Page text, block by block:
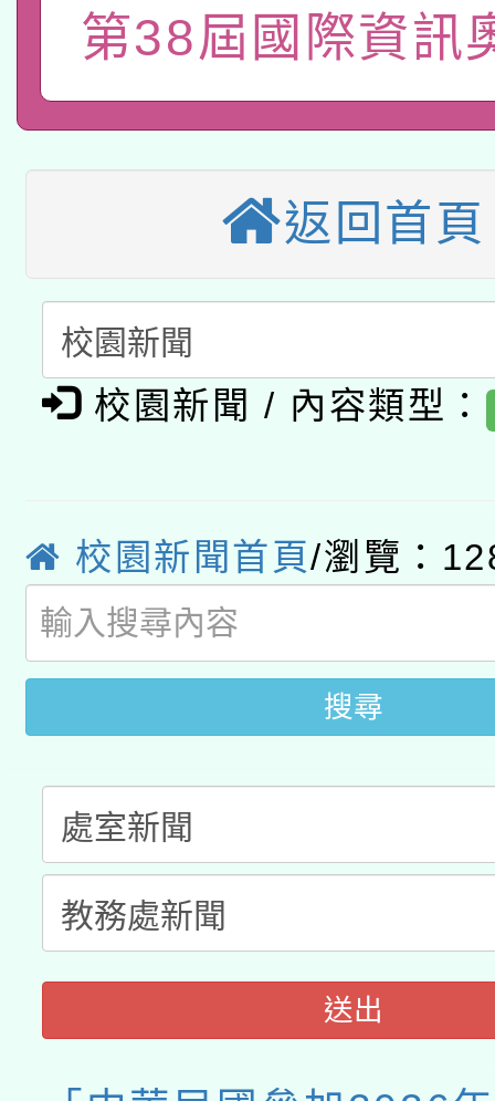
業技術研究院辦理「
用水績優單位及節水達
115年8月22日(星期六
本校115學年度第2次
招甄選結果公告(無人
適應運動共學行動站研
本館辦理115年度閱讀
暨閱讀推動專業研習
科技賦能─人工智慧
礎課程
A3數位素養講師名單
「數位內容與教學軟
薪期間赴陸應申請許可
業技術研究院辦理「
用水績優單位及節水達
115年8月22日(星期六
桃園市孔廟祈福系列
開 智慧啟航」
2026年桃園地景藝術
第38屆國際資訊
返回首頁
校園新聞 / 內容類型：
校園新聞首頁/瀏覽：
搜尋
送出